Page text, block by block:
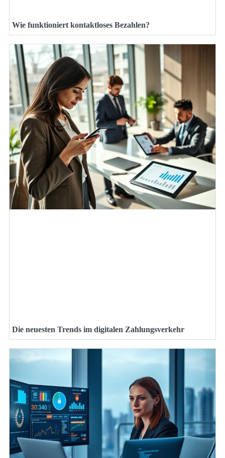
Wie funktioniert kontaktloses Bezahlen?
Die neuesten Trends im digitalen Zahlungsverkehr